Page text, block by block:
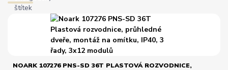
NOARK 107276 PNS-SD 36T PLASTOVÁ ROZVODNICE,